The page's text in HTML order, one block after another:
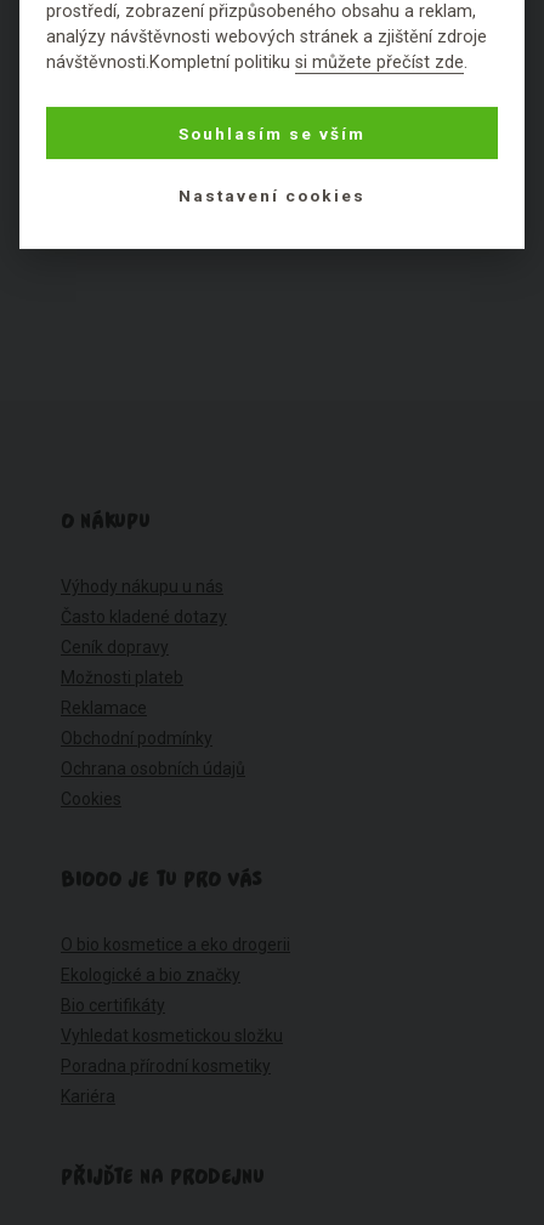
KOSMETICKÉ SLOŽKY PODLE
HODNOCENÍ:
O NÁKUPU
Výhody nákupu u nás
Často kladené dotazy
Ceník dopravy
Možnosti plateb
Reklamace
Obchodní podmínky
Ochrana osobních údajů
Cookies
BIOOO JE TU PRO VÁS
O bio kosmetice a eko drogerii
Ekologické a bio značky
Bio certifikáty
Vyhledat kosmetickou složku
Poradna přírodní kosmetiky
Kariéra
PŘIJĎTE NA PRODEJNU
prostředí, zobrazení přizpůsobeného obsahu a reklam,
analýzy návštěvnosti webových stránek a zjištění zdroje
návštěvnosti.Kompletní politikusi můžete přečíst zde.
Souhlasím se vším
Nastavení cookies